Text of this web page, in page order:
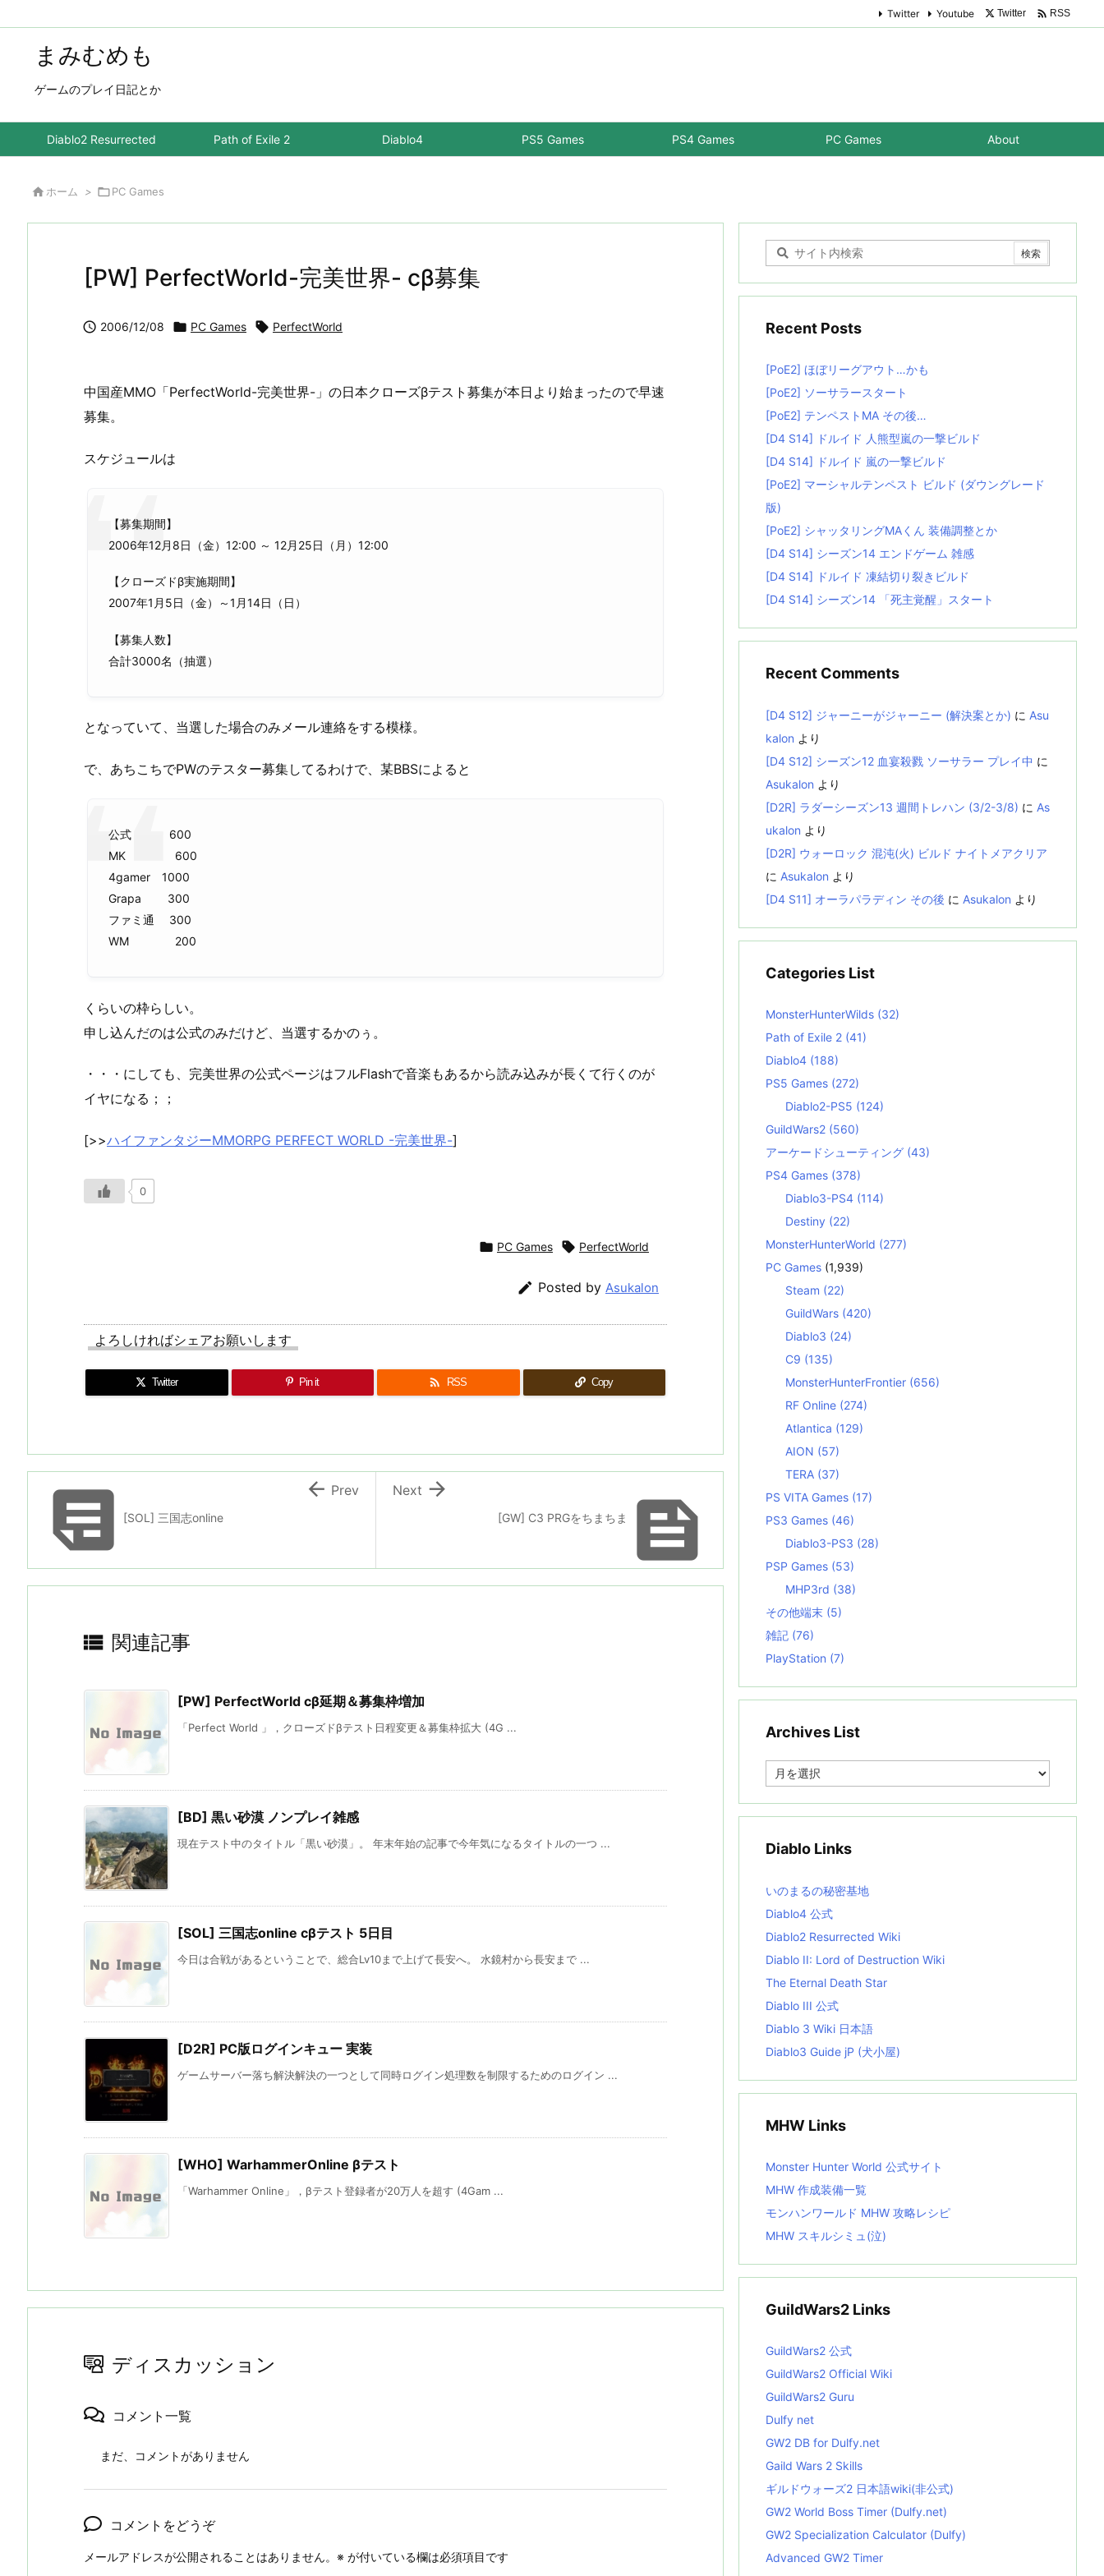
まみむめも
ゲームのプレイ日記とか
Diablo2 Resurrected Path of Exile 2 Diablo4 PS5 Games PS4 Games PC Games About
Twitter Youtube Twitter  RSS
 ホーム > PC Games
[PW] PerfectWorld-完美世界- cβ募集
 2006/12/08  PC Games  PerfectWorld
中国産MMO「PerfectWorld-完美世界-」の日本クローズβテスト募集が本日より始まったので早速
募集。
スケジュールは
【募集期間】
2006年12月8日（金）12:00 ～ 12月25日（月）12:00
【クローズドβ実施期間】
2007年1月5日（金）～1月14日（日）
【募集人数】
合計3000名（抽選）
となっていて、当選した場合のみメール連絡をする模様。
で、あちこちでPWのテスター募集してるわけで、某BBSによると
公式 600
MK 600
4gamer 1000
Grapa 300
ファミ通 300
WM 200
くらいの枠らしい。
申し込んだのは公式のみだけど、当選するかのぅ。
・・・にしても、完美世界の公式ページはフルFlashで音楽もあるから読み込みが長くて行くのが
イヤになる；；
[>>ハイファンタジーMMORPG PERFECT WORLD -完美世界-]
0
 PC Games  PerfectWorld
 Posted by Asukalon
よろしければシェアお願いします
Twitter Pin it  RSS Copy

[GW] C3 PRGをちまちま

Next
[SOL] 三国志online
 Prev
 関連記事
[PW] PerfectWorld cβ延期＆募集枠増加
「Perfect World 」，クローズドβテスト日程変更＆募集枠拡大 (4G ...
[BD] 黒い砂漠 ノンプレイ雑感
現在テスト中のタイトル「黒い砂漠」。 年末年始の記事で今年気になるタイトルの一つ ...
[SOL] 三国志online cβテスト 5日目
今日は合戦があるということで、総合Lv10まで上げて長安へ。 水鏡村から長安まで ...
[D2R] PC版ログインキュー 実装
ゲームサーバー落ち解決解決の一つとして同時ログイン処理数を制限するためのログイン ...
[WHO] WarhammerOnline βテスト
「Warhammer Online」，βテスト登録者が20万人を超す (4Gam ...
ディスカッション
コメント一覧
まだ、コメントがありません
コメントをどうぞ
メールアドレスが公開されることはありません。 ※ が付いている欄は必須項目です
Recent Posts
[PoE2] ほぼリーグアウト…かも
[PoE2] ソーサラースタート
[PoE2] テンペストMA その後…
[D4 S14] ドルイド 人熊型嵐の一撃ビルド
[D4 S14] ドルイド 嵐の一撃ビルド
[PoE2] マーシャルテンペスト ビルド (ダウングレード
版)
[PoE2] シャッタリングMAくん 装備調整とか
[D4 S14] シーズン14 エンドゲーム 雑感
[D4 S14] ドルイド 凍結切り裂きビルド
[D4 S14] シーズン14 「死主覚醒」スタート
Recent Comments
[D4 S12] ジャーニーがジャーニー (解決案とか) に Asu
kalon より
[D4 S12] シーズン12 血宴殺戮 ソーサラー プレイ中 に
Asukalon より
[D2R] ラダーシーズン13 週間トレハン (3/2-3/8) に As
ukalon より
[D2R] ウォーロック 混沌(火) ビルド ナイトメアクリア
に Asukalon より
[D4 S11] オーラパラディン その後 に Asukalon より
Categories List
MonsterHunterWilds (32)
Path of Exile 2 (41)
Diablo4 (188)
PS5 Games (272)
Diablo2-PS5 (124)
GuildWars2 (560)
アーケードシューティング (43)
PS4 Games (378)
Diablo3-PS4 (114)
Destiny (22)
MonsterHunterWorld (277)
PC Games (1,939)
Steam (22)
GuildWars (420)
Diablo3 (24)
C9 (135)
MonsterHunterFrontier (656)
RF Online (274)
Atlantica (129)
AION (57)
TERA (37)
PS VITA Games (17)
PS3 Games (46)
Diablo3-PS3 (28)
PSP Games (53)
MHP3rd (38)
その他端末 (5)
雑記 (76)
PlayStation (7)
Archives List
e
i
s
t
Diablo Links
いのまるの秘密基地
Diablo4 公式
Diablo2 Resurrected Wiki
Diablo II: Lord of Destruction Wiki
The Eternal Death Star
Diablo III 公式
Diablo 3 Wiki 日本語
Diablo3 Guide jP (犬小屋)
MHW Links
Monster Hunter World 公式サイト
MHW 作成装備一覧
モンハンワールド MHW 攻略レシピ
MHW スキルシミュ(泣)
GuildWars2 Links
GuildWars2 公式
GuildWars2 Official Wiki
GuildWars2 Guru
Dulfy net
GW2 DB for Dulfy.net
Gaild Wars 2 Skills
ギルドウォーズ2 日本語wiki(非公式)
GW2 World Boss Timer (Dulfy.net)
GW2 Specialization Calculator (Dulfy)
Advanced GW2 Timer